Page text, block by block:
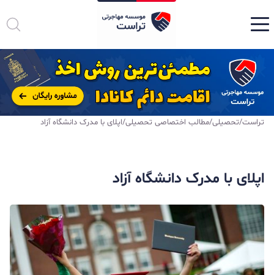
تراست/تحصیلی/مطالب اختصاصی تحصیلی/اپلای با مدرک دانشگاه آزاد
اپلای با مدرک دانشگاه آزاد